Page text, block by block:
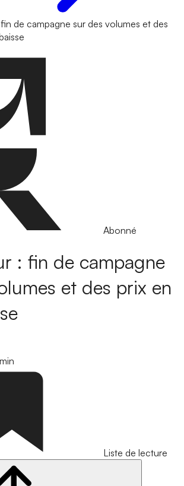
de campagne sur des volumes et des
Abonné
: fin de campagne
et des prix en
Liste de lecture